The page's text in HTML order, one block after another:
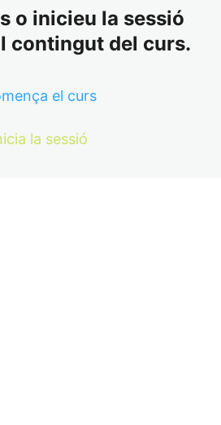
o inicieu la sessió
contingut del curs.
el curs
la sessió